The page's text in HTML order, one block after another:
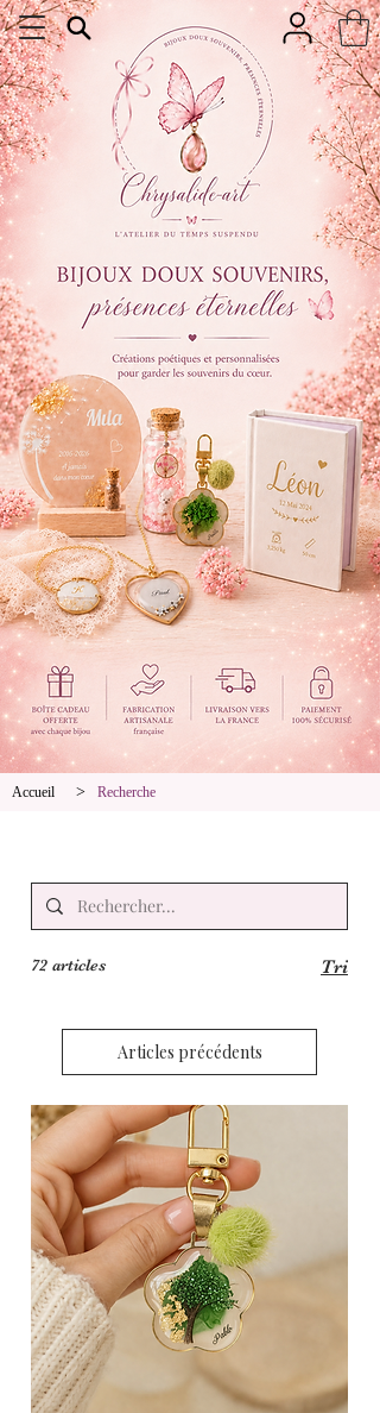
Accueil > Recherche
72 articles Tri
Articles précédents